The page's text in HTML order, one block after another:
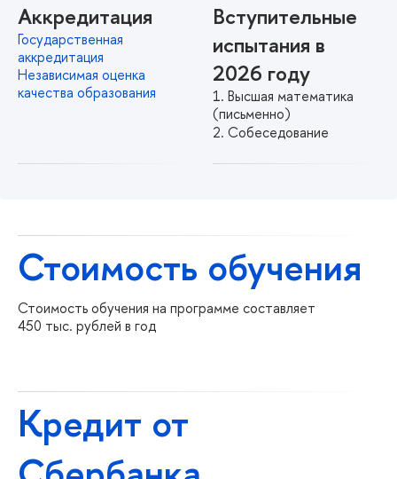
Аккредитация
Государственная
аккредитация
Независимая оценка
качества образования
Вступительные
испытания в
2026 году
Высшая математика
(письменно)
Собеседование
Стоимость обучения
Стоимость обучения на программе составляет
450 тыс. рублей в год
Кредит от